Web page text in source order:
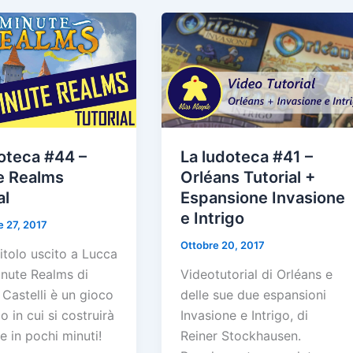
#44 –
Realms
27, 2017
uscito a Lucca
Realms di
è un gioco
in cui si costruirà
in pochi minuti!
La ludoteca #41 –
Orléans Tutorial +
Espansione Invasione
e Intrigo
Ottobre 20, 2017
Videotutorial di Orléans e
delle sue due espansioni
Invasione e Intrigo, di
Reiner Stockhausen.